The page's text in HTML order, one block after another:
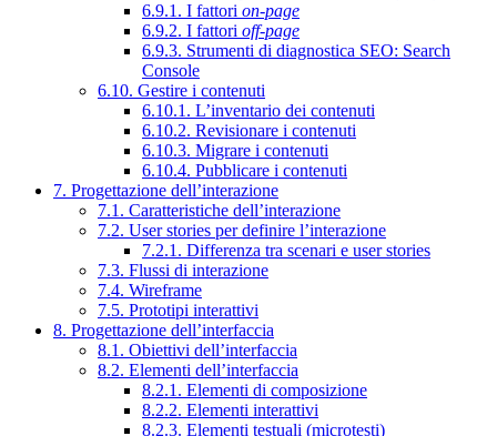
6.9.1. I fattori on-page
6.9.2. I fattori off-page
6.9.3. Strumenti di diagnostica SEO: Search
Console
6.10. Gestire i contenuti
6.10.1. L’inventario dei contenuti
6.10.2. Revisionare i contenuti
6.10.3. Migrare i contenuti
6.10.4. Pubblicare i contenuti
7. Progettazione dell’interazione
7.1. Caratteristiche dell’interazione
7.2. User stories per definire l’interazione
7.2.1. Differenza tra scenari e user stories
7.3. Flussi di interazione
7.4. Wireframe
7.5. Prototipi interattivi
8. Progettazione dell’interfaccia
8.1. Obiettivi dell’interfaccia
8.2. Elementi dell’interfaccia
8.2.1. Elementi di composizione
8.2.2. Elementi interattivi
8.2.3. Elementi testuali (microtesti)